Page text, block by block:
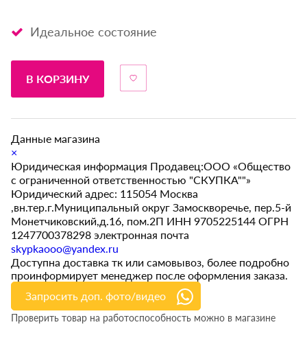
Идеальное состояние
В КОРЗИНУ
Данные магазина
×
Юридическая информация Продавец:ООО «Общество
с ограниченной ответственностью "СКУПКА""»
Юридический адрес: 115054 Москва
,вн.тер.г.Муниципальный округ Замоскворечье, пер.5-й
Монетчиковский,д.16, пом.2П ИНН 9705225144 ОГРН
1247700378298 электронная почта
skypkaooo@yandex.ru
Доступна доставка тк или самовывоз, более подробно
проинформирует менеджер после оформления заказа.
Запросить доп. фото/видео
Проверить товар на работоспособность можно в магазине